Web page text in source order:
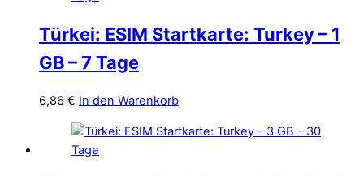
Türkei: ESIM Startkarte: Turkey – 1
GB – 7 Tage
6,86 € In den Warenkorb